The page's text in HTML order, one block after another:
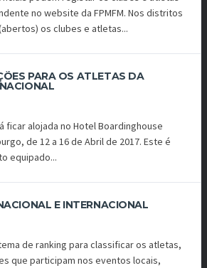
no website da FPMFM. Nos distritos
os clubes e atletas...
PARA OS ATLETAS DA
ficar alojada no Hotel Boardinghouse
de 12 a 16 de Abril de 2017. Este é
equipado...
E INTERNACIONAL
de ranking para classificar os atletas,
que participam nos eventos locais,